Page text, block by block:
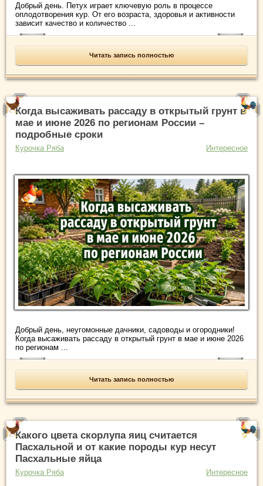
Добрый день. Петух играет ключевую роль в процессе
оплодотворения кур. От его возраста, здоровья и активности
зависит качество и количество ...
Читать запись полностью
Когда высаживать рассаду в открытый грунт в
мае и июне 2026 по регионам России –
подробные сроки
Курочка Ряба Интересное
Добрый день, неугомонные дачники, садоводы и огородники!
Когда высаживать рассаду в открытый грунт в мае и июне 2026
по регионам ...
Читать запись полностью
Какого цвета скорлупа яиц считается
Пасхальной и от какие породы кур несут
Пасхальные яйца
Курочка Ряба Интересное